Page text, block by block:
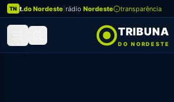
TN t.do Nordeste rádio Nordeste transparência
TRIBUNA
DO NORDESTE